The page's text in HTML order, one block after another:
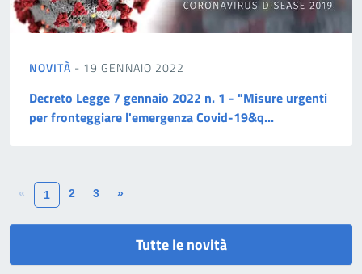
NOVITÀ - 19 GENNAIO 2022
Decreto Legge 7 gennaio 2022 n. 1 - "Misure urgenti
per fronteggiare l'emergenza Covid-19&q...
« 1 2 3 »
Tutte le novità